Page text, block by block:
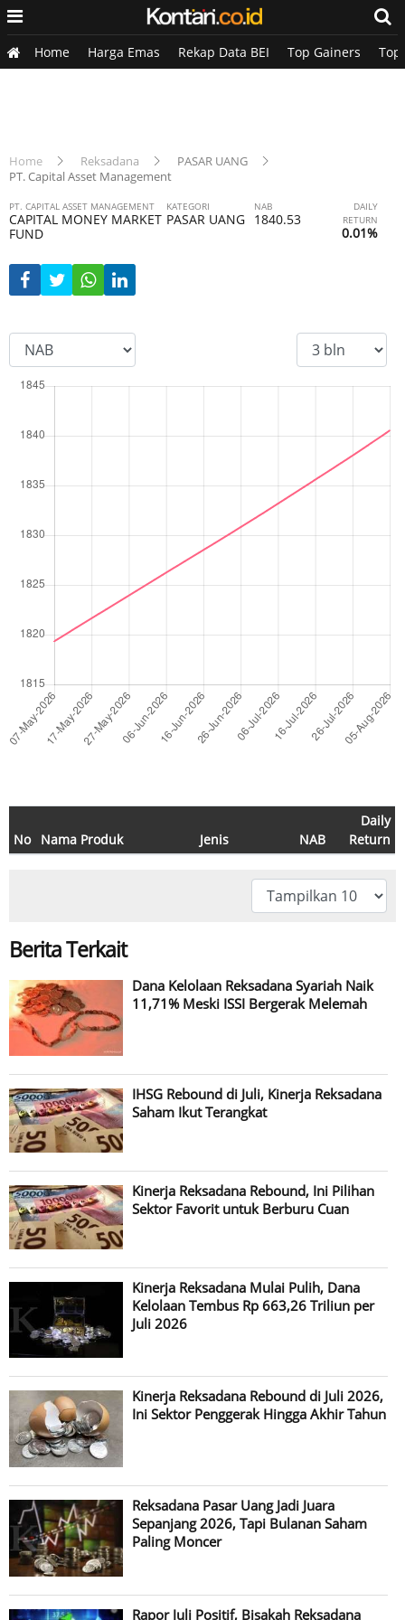
Home Harga Emas Rekap Data BEI Top Gainers Top
Home Reksadana
PASAR UANG
PT. Capital Asset Management
PT. CAPITAL ASSET MANAGEMENT
CAPITAL MONEY MARKET
FUND
KATEGORI
PASAR UANG
NAB
1840.53
DAILY
RETURN
0.01%
No Nama Produk Jenis NAB
Daily
Return
Berita Terkait
Dana Kelolaan Reksadana Syariah Naik
11,71% Meski ISSI Bergerak Melemah
IHSG Rebound di Juli, Kinerja Reksadana
Saham Ikut Terangkat
Kinerja Reksadana Rebound, Ini Pilihan
Sektor Favorit untuk Berburu Cuan
Kinerja Reksadana Mulai Pulih, Dana
Kelolaan Tembus Rp 663,26 Triliun per
Juli 2026
Kinerja Reksadana Rebound di Juli 2026,
Ini Sektor Penggerak Hingga Akhir Tahun
Reksadana Pasar Uang Jadi Juara
Sepanjang 2026, Tapi Bulanan Saham
Paling Moncer
Rapor Juli Positif, Bisakah Reksadana